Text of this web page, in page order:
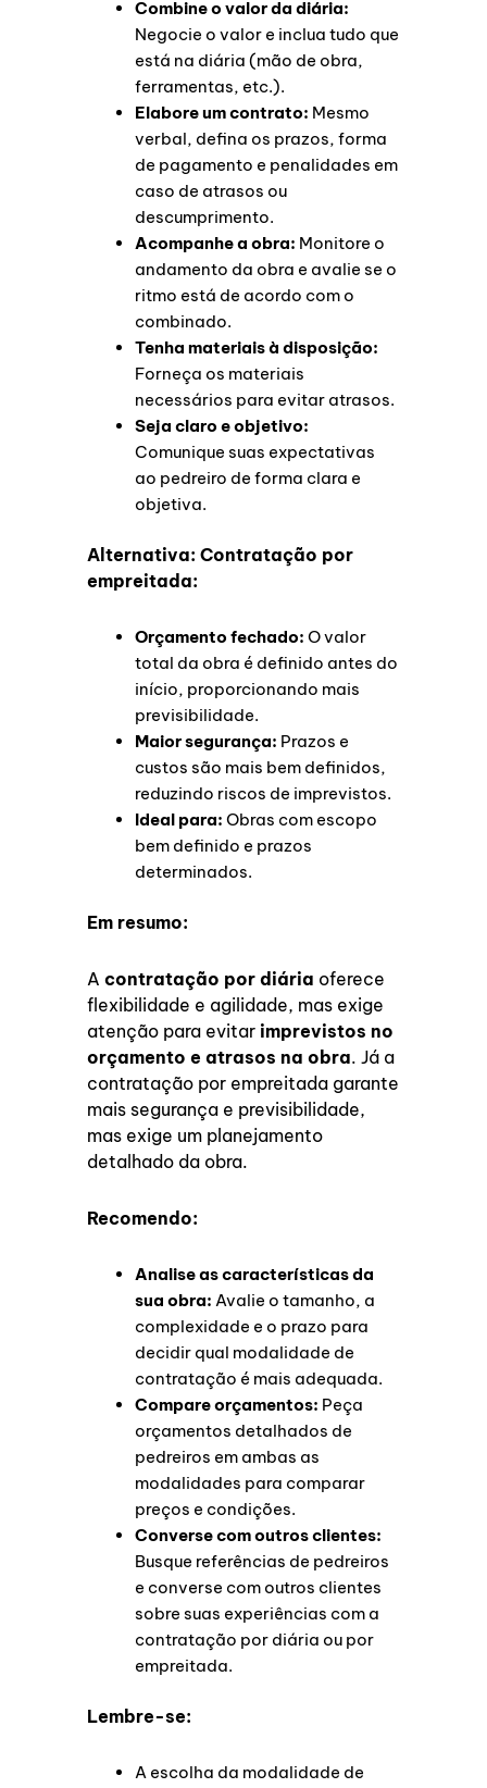
Combine o valor da diária:
Negocie o valor e inclua tudo que
está na diária (mão de obra,
ferramentas, etc.).
Elabore um contrato: Mesmo
verbal, defina os prazos, forma
de pagamento e penalidades em
caso de atrasos ou
descumprimento.
Acompanhe a obra: Monitore o
andamento da obra e avalie se o
ritmo está de acordo com o
combinado.
Tenha materiais à disposição:
Forneça os materiais
necessários para evitar atrasos.
Seja claro e objetivo:
Comunique suas expectativas
ao pedreiro de forma clara e
objetiva.
Alternativa: Contratação por
empreitada:
Orçamento fechado: O valor
total da obra é definido antes do
início, proporcionando mais
previsibilidade.
Maior segurança: Prazos e
custos são mais bem definidos,
reduzindo riscos de imprevistos.
Ideal para: Obras com escopo
bem definido e prazos
determinados.
Em resumo:
Acontratação por diária oferece
flexibilidade e agilidade, mas exige
atenção para evitar imprevistos no
orçamento e atrasos na obra. Já a
contratação por empreitada garante
mais segurança e previsibilidade,
mas exige um planejamento
detalhado da obra.
Recomendo:
Analise as características da
sua obra: Avalie o tamanho, a
complexidade e o prazo para
decidir qual modalidade de
contratação é mais adequada.
Compare orçamentos: Peça
orçamentos detalhados de
pedreiros em ambas as
modalidades para comparar
preços e condições.
Converse com outros clientes:
Busque referências de pedreiros
e converse com outros clientes
sobre suas experiências com a
contratação por diária ou por
empreitada.
Lembre-se:
A escolha da modalidade de